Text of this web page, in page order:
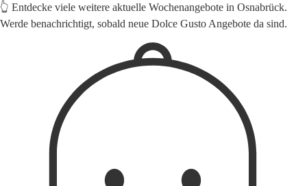
👆 Entdecke viele weitere aktuelle Wochenangebote in Osnabrück.
Werde benachrichtigt, sobald neue Dolce Gusto Angebote da sind.